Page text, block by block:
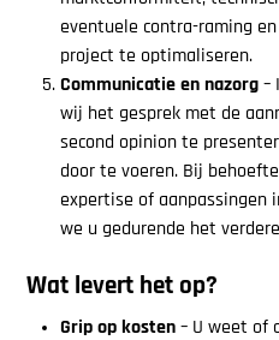
eventuele contra-raming
project te optimaliseren.
Communicatie en nazorg–
wij het gesprek met de
second opinion te
door te voeren. Bij
expertise of aanpassingen
we u gedurende het
Wat levert het op?
Grip op kosten– U weet of